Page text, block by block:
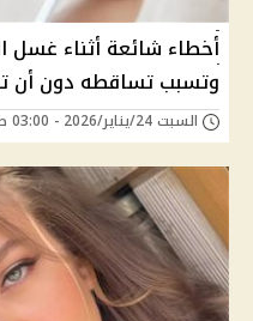
أخطاء شائعة أثناء غسل
وتسبب تساقطه دون أن
السبت 24/يناير/2026 - 03:00 ص